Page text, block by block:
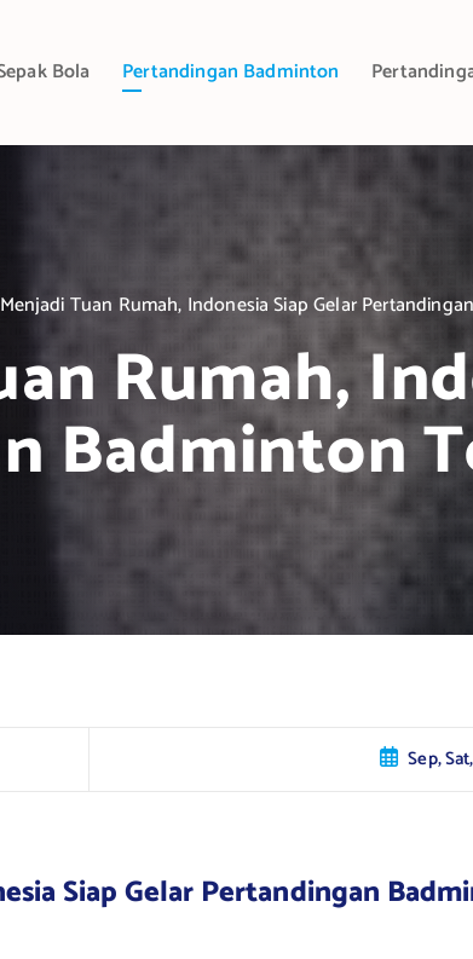
Bola Pertandingan Badminton
Menjadi Tuan Rumah, Indonesia Siap Gelar
Rumah,
Badminton
Sep,
Siap Gelar Pertandingan